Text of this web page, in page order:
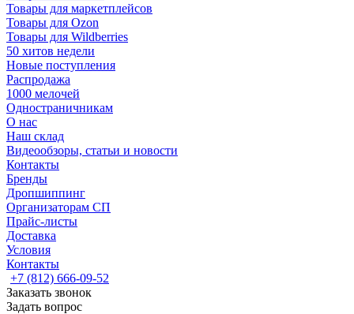
Товары для маркетплейсов
Товары для Ozon
Товары для Wildberries
50 хитов недели
Новые поступления
Распродажа
1000 мелочей
Одностраничникам
О нас
Наш склад
Видеообзоры, статьи и новости
Контакты
Бренды
Дропшиппинг
Организаторам СП
Прайс-листы
Доставка
Условия
Контакты
+7 (812) 666-09-52
Заказать звонок
Задать вопрос